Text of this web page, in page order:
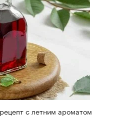
с летним ароматом